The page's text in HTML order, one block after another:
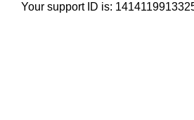
Your support ID is: